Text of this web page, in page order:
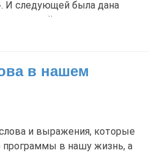
И следующей была дана
жизнь даётся каждому от
человек не может отнять.
в нашем
и выражения, которые
в нашу жизнь, а